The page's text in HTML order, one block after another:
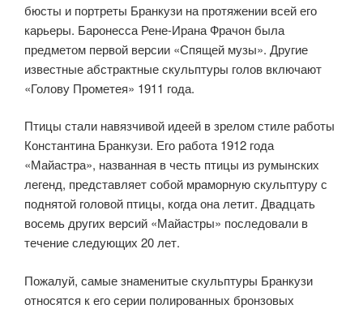
бюсты и портреты Бранкузи на протяжении всей его
карьеры. Баронесса Рене-Ирана Фрачон была
предметом первой версии «Спящей музы». Другие
известные абстрактные скульптуры голов включают
«Голову Прометея» 1911 года.
Птицы стали навязчивой идеей в зрелом стиле работы
Константина Бранкузи. Его работа 1912 года
«Майастра», названная в честь птицы из румынских
легенд, представляет собой мраморную скульптуру с
поднятой головой птицы, когда она летит. Двадцать
восемь других версий «Майастры» последовали в
течение следующих 20 лет.
Пожалуй, самые знаменитые скульптуры Бранкузи
относятся к его серии полированных бронзовых